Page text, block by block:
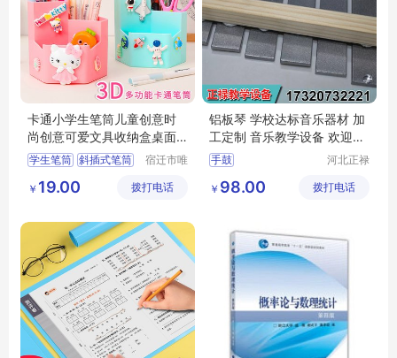
卡通小学生笔筒儿童创意时
尚创意可爱文具收纳盒桌面
办公功能女孩
学生笔筒 斜插式笔筒
宿舍抽屉笔筒
宿迁市唯
有限公司
￥ 19.00 拨打电话
铝板琴 学校达标音乐器材 加
工定制 音乐教学设备 欢迎来
电详询
手鼓
音乐教学设备
河北正禄
制造有限
￥ 98.00 拨打电话